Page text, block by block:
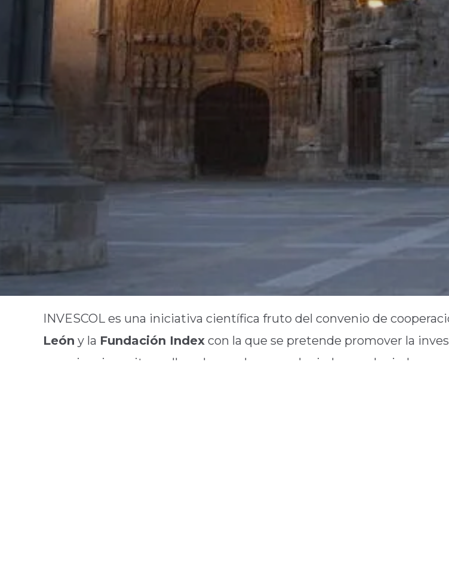
INVESCOL es una iniciativa científica fruto del convenio de
León y la Fundación Index con la que se pretende promover la
experiencias exitosas llevadas a cabo por colegiados y colegiadas,